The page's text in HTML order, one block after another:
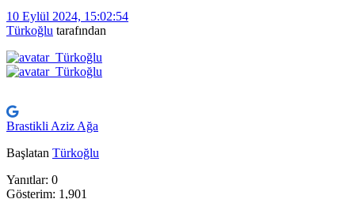
10 Eylül 2024, 15:02:54
Türkoğlu tarafından
Brastikli Aziz Ağa
Başlatan Türkoğlu
Yanıtlar: 0
Gösterim: 1,901